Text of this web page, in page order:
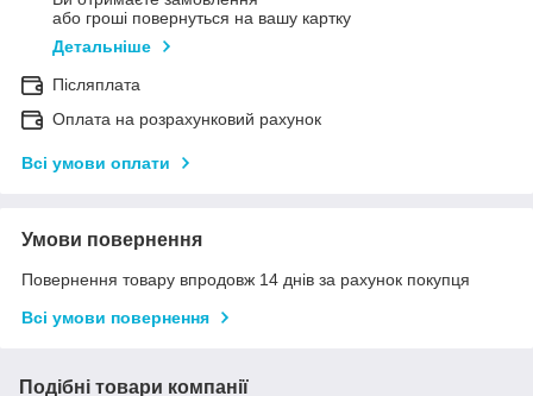
або гроші повернуться на вашу картку
Детальніше
Післяплата
Оплата на розрахунковий рахунок
Всі умови оплати
Умови повернення
Повернення товару впродовж 14 днів за рахунок покупця
Всі умови повернення
Подібні товари компанії